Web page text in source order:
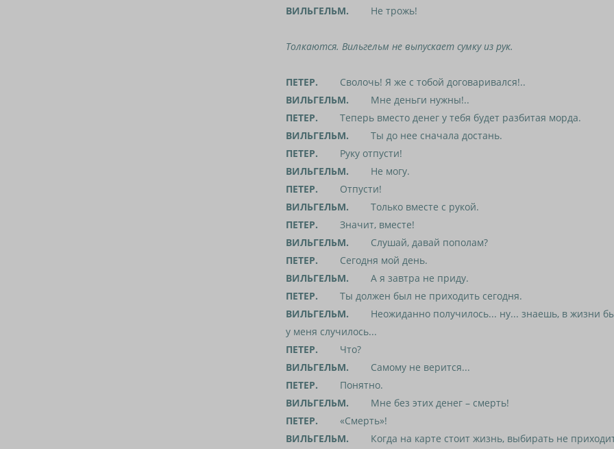
ВИЛЬГЕЛЬМ. Не трожь!
Толкаются. Вильгельм не выпускает сумку из рук.
ПЕТЕР. Сволочь! Я же с тобой договаривался!..
ВИЛЬГЕЛЬМ. Мне деньги нужны!..
ПЕТЕР. Теперь вместо денег у тебя будет разбитая морда.
ВИЛЬГЕЛЬМ. Ты до нее сначала достань.
ПЕТЕР. Руку отпусти!
ВИЛЬГЕЛЬМ. Не могу.
ПЕТЕР. Отпусти!
ВИЛЬГЕЛЬМ. Только вместе с рукой.
ПЕТЕР. Значит, вместе!
ВИЛЬГЕЛЬМ. Слушай, давай пополам?
ПЕТЕР. Сегодня мой день.
ВИЛЬГЕЛЬМ. А я завтра не приду.
ПЕТЕР. Ты должен был не приходить сегодня.
ВИЛЬГЕЛЬМ. Неожиданно получилось... ну... знаешь, в жизни
у меня случилось...
ПЕТЕР. Что?
ВИЛЬГЕЛЬМ. Самому не верится...
ПЕТЕР. Понятно.
ВИЛЬГЕЛЬМ. Мне без этих денег – смерть!
ПЕТЕР. «Смерть»!
ВИЛЬГЕЛЬМ. Когда на карте стоит жизнь, выбирать не